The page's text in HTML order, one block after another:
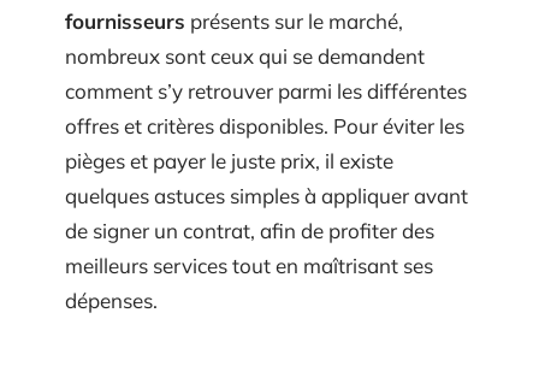
fournisseurs présents sur le marché,
nombreux sont ceux qui se demandent
comment s’y retrouver parmi les différentes
offres et critères disponibles. Pour éviter les
pièges et payer le juste prix, il existe
quelques astuces simples à appliquer avant
de signer un contrat, afin de profiter des
meilleurs services tout en maîtrisant ses
dépenses.